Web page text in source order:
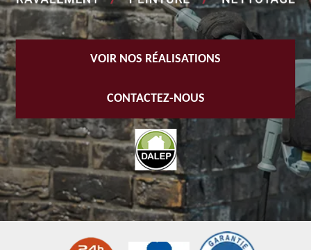
VOIR NOS RÉALISATIONS
CONTACTEZ-NOUS